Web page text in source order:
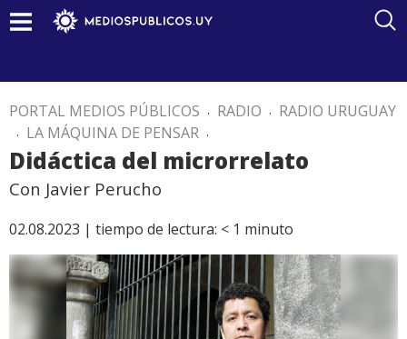
PORTAL MEDIOS PÚBLICOS . RADIO . RADIO URUGUAY
. LA MÁQUINA DE PENSAR .
Didáctica del microrrelato
Con Javier Perucho
02.08.2023 | tiempo de lectura: < 1 minuto